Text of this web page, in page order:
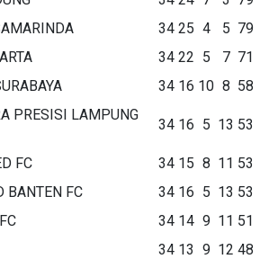
34 25 4 5 79
34 22 5 7 71
34 16 10 8 58
PRESISI LAMPUNG
34 16 5 13 53
FC 34 15 8 11 53
BANTEN FC 34 16 5 13 53
34 14 9 11 51
34 13 9 12 48